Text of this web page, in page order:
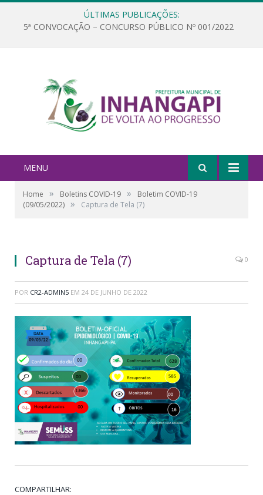
ÚLTIMAS PUBLICAÇÕES:
5ª CONVOCAÇÃO – CONCURSO PÚBLICO Nº 001/2022
MENU
Home » Boletins COVID-19 »
Boletim COVID-19
(09/05/2022) » Captura de Tela (7)
Captura de Tela (7) 0
POR CR2-ADMIN5 EM 24 DE JUNHO DE 2022
COMPARTILHAR: